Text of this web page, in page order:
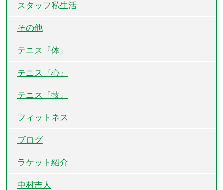
スタッフ私生活
その他
テニス『体』
テニス『心』
テニス『技』
フィットネス
ブログ
ラケット紹介
中村吉人